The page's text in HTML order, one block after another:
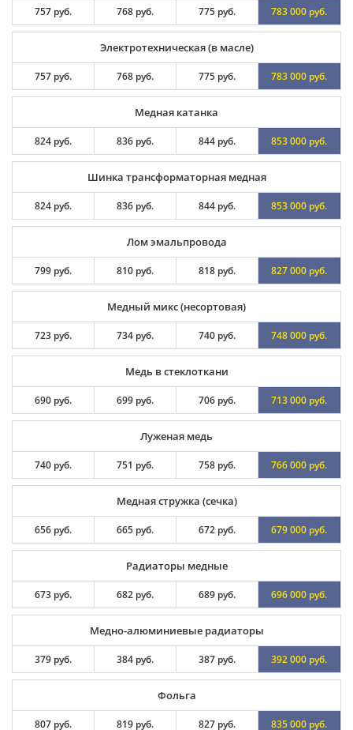
757 руб. 768 руб. 775 руб. 783 000 руб.
Электротехническая (в масле)
757 руб. 768 руб. 775 руб. 783 000 руб.
Медная катанка
824 руб. 836 руб. 844 руб. 853 000 руб.
Шинка трансформаторная медная
824 руб. 836 руб. 844 руб. 853 000 руб.
Лом эмальпровода
799 руб. 810 руб. 818 руб. 827 000 руб.
Медный микс (несортовая)
723 руб. 734 руб. 740 руб. 748 000 руб.
Медь в стеклоткани
690 руб. 699 руб. 706 руб. 713 000 руб.
Луженая медь
740 руб. 751 руб. 758 руб. 766 000 руб.
Медная стружка (сечка)
656 руб. 665 руб. 672 руб. 679 000 руб.
Радиаторы медные
673 руб. 682 руб. 689 руб. 696 000 руб.
Медно-алюминиевые радиаторы
379 руб. 384 руб. 387 руб. 392 000 руб.
Фольга
807 руб. 819 руб. 827 руб. 835 000 руб.